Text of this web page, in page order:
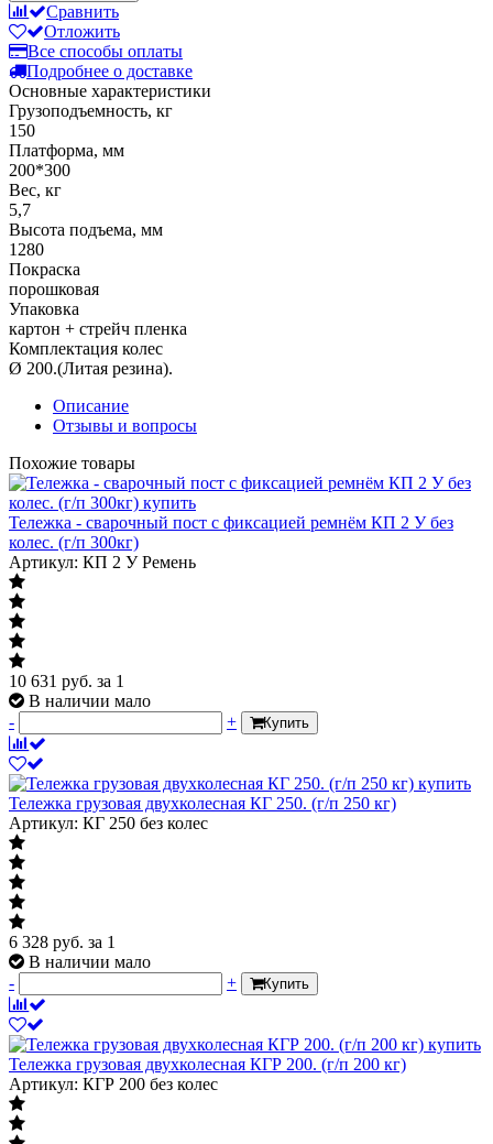
Сравнить
Отложить
Все способы оплаты
Подробнее о доставке
Основные характеристики
Грузоподъемность, кг
150
Платформа, мм
200*300
Вес, кг
5,7
Высота подъема, мм
1280
Покраска
порошковая
Упаковка
картон + стрейч пленка
Комплектация колес
Ø 200.(Литая резина).
Описание
Отзывы и вопросы
Похожие товары
Тележка - сварочный пост с фиксацией ремнём КП 2 У без
колес. (г/п 300кг)
Артикул: КП 2 У Ремень
10 631 руб. за 1
В наличии мало
-
+ Купить
Тележка грузовая двухколесная КГ 250. (г/п 250 кг)
Артикул: КГ 250 без колес
6 328 руб. за 1
В наличии мало
-
+ Купить
Тележка грузовая двухколесная КГР 200. (г/п 200 кг)
Артикул: КГР 200 без колес